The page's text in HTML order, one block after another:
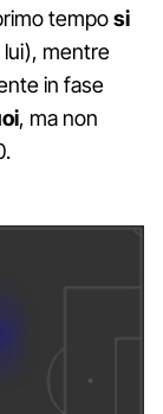
temposi
lui), mentre
in fase
, ma non